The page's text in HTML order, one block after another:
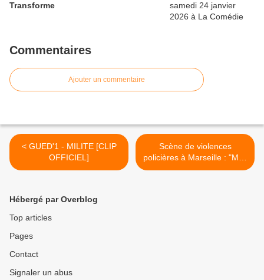
Transforme
Commentaires
Ajouter un commentaire
< GUED'1 - MILITE [CLIP
OFFICIEL]
Scène de violences
policières à Marseille : "Mes
clients sont abattus et
Hébergé par Overblog
Top articles
Pages
Contact
Signaler un abus